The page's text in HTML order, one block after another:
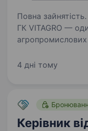
Повна
ГК VITAGRO —
агропромислових
овочівництво,
4 дні тому
Керівник